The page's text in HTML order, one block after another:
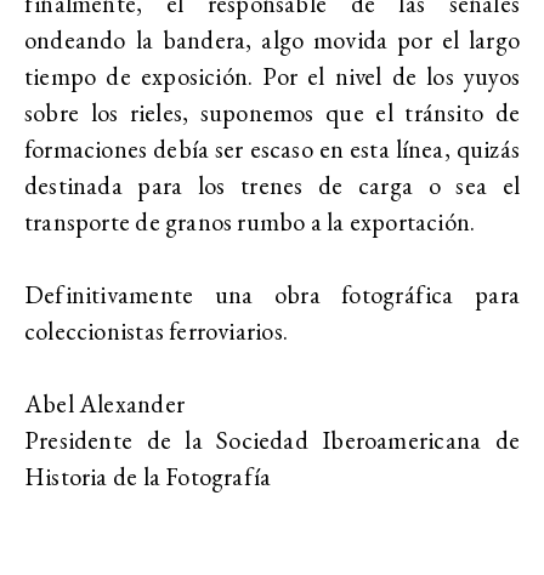
ondeando la bandera, algo movida por el largo
tiempo de exposición. Por el nivel de los yuyos
sobre los rieles, suponemos que el tránsito de
formaciones debía ser escaso en esta línea, quizás
destinada para los trenes de carga o sea el
transporte de granos rumbo a la exportación.
Definitivamente una obra fotográfica para
coleccionistas ferroviarios.
Abel Alexander
Presidente de la Sociedad Iberoamericana de
Historia de la Fotografía